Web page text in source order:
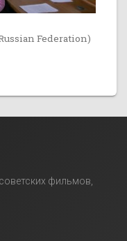
Federation)
фильмов,